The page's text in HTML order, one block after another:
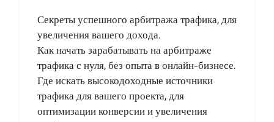
Секреты успешного арбитража трафика, для
увеличения вашего дохода.
Как начать зарабатывать на арбитраже
трафика с нуля, без опыта в онлайн-бизнесе.
Где искать высокодоходные источники
трафика для вашего проекта, для
оптимизации конверсии и увеличения